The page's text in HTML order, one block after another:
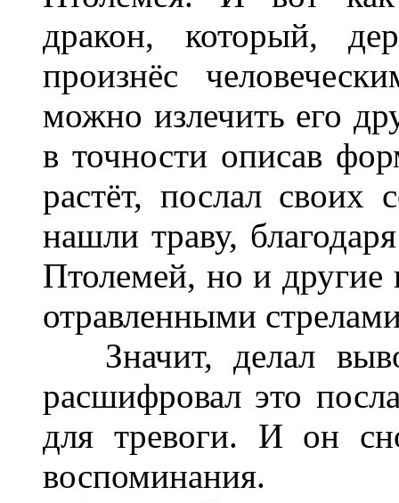
дракон, который,
произнёс
можно излечить его
в точности описав
растёт, послал своих
нашли траву,
Птолемей, но и
отравленными
Значит, делал
расшифровал это
для тревоги. И он
воспоминания.